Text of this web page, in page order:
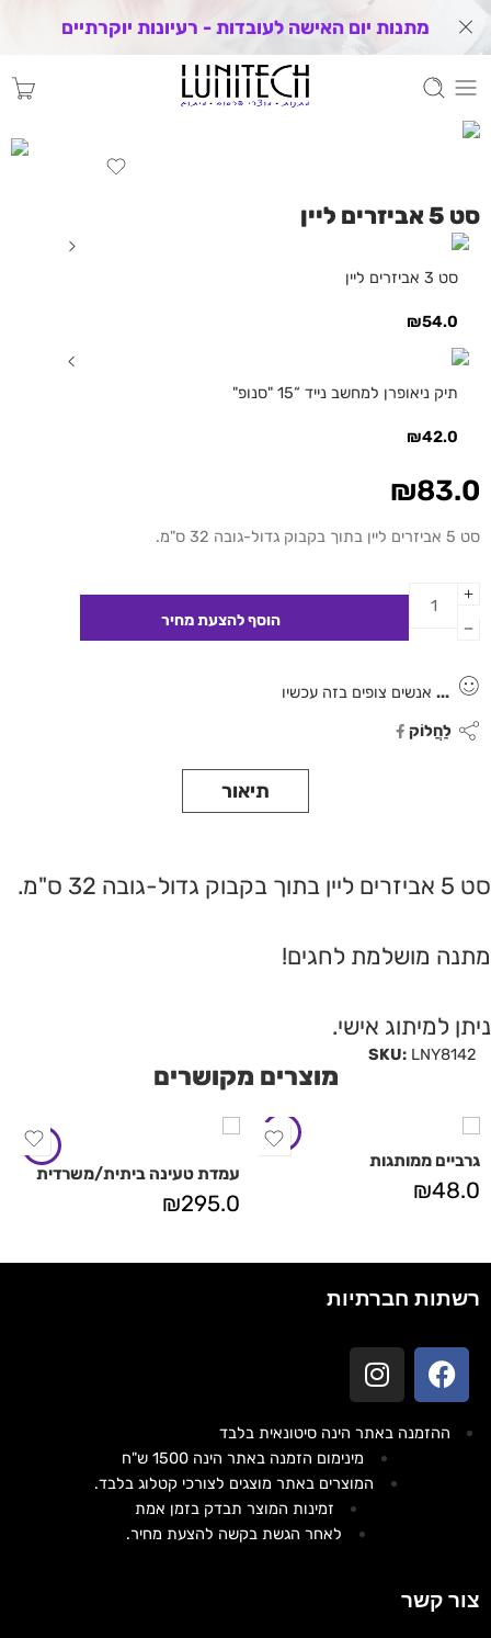
מתנות יום האישה לעובדות - רעיונות יוקרתיים
סט 5 אביזרים ליין
סט 3 אביזרים ליין
₪54.0
תיק ניאופרן למחשב נייד “15 "סנופ"
₪42.0
₪83.0
סט 5 אביזרים ליין בתוך בקבוק גדול -גובה 32 ס"מ.
... אנשים צופים בזה עכשיו
לַחֲלוֹק
תיאור
סט 5 אביזרים ליין בתוך בקבוק גדול -גובה 32 ס"מ.
מתנה מושלמת לחגים!
ניתן למיתוג אישי.
SKU: LNY8142
מוצרים מקושרים
גרביים ממותגות
₪48.0
עמדת טעינה ביתית/משרדית
₪295.0
צור קשר
רשתות חברתיות
ההזמנה באתר הינה סיטונאית בלבד
מינימום הזמנה באתר הינה 1500 ש"ח
המוצרים באתר מוצגים לצורכי קטלוג בלבד.
זמינות המוצר תבדק בזמן אמת
לאחר הגשת בקשה להצעת מחיר.